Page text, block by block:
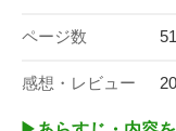
ページ数
感想・レビュー